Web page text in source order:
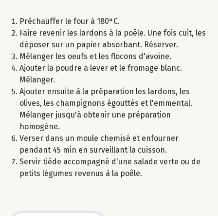
Préchauffer le four à 180°C.
Faire revenir les lardons à la poêle. Une fois cuit, les
déposer sur un papier absorbant. Réserver.
Mélanger les oeufs et les flocons d'avoine.
Ajouter la poudre a lever et le fromage blanc.
Mélanger.
Ajouter ensuite à la préparation les lardons, les
olives, les champignons égouttés et l'emmental.
Mélanger jusqu'à obtenir une préparation
homogène.
Verser dans un moule chemisé et enfourner
pendant 45 min en surveillant la cuisson.
Servir tiède accompagné d'une salade verte ou de
petits légumes revenus à la poêle.